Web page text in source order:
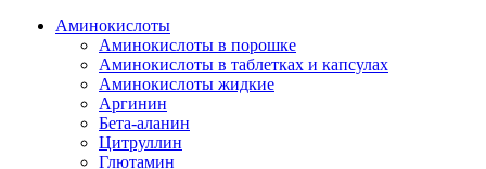
Аминокислоты
Аминокислоты в порошке
Аминокислоты в таблетках и капсулах
Аминокислоты жидкие
Аргинин
Бета-аланин
Цитруллин
Глютамин